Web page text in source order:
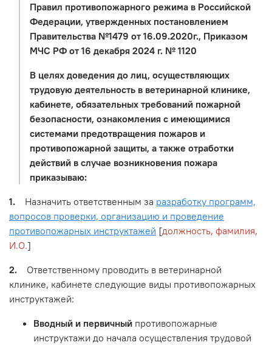
Правил противопожарного режима в Российской
Федерации, утвержденных постановлением
Правительства №1479 от 16.09.2020г., Приказом
МЧС РФ от 16 декабря 2024 г. № 1120
В целях доведения до лиц, осуществляющих
трудовую деятельность в ветеринарной клинике,
кабинете, обязательных требований пожарной
безопасности, ознакомления с имеющимися
системами предотвращения пожаров и
противопожарной защиты, а также отработки
действий в случае возникновения пожара
приказываю:
1. Назначить ответственным за разработку программ,
вопросов проверки, организацию и проведение
противопожарных инструктажей [должность, фамилия,
И.О.]
2. Ответственному проводить в ветеринарной
клинике, кабинете следующие виды противопожарных
инструктажей:
Вводный и первичный противопожарные
инструктажи до начала осуществления трудовой